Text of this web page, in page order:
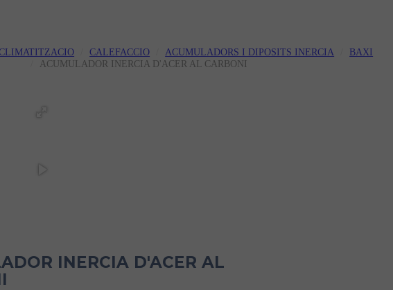
CALEFACCIO ACUMULADORS I DIPOSITS INERCIA
BAXI
ACUMULADOR INERCIA D'ACER AL CARBONI
INERCIA D'ACER AL